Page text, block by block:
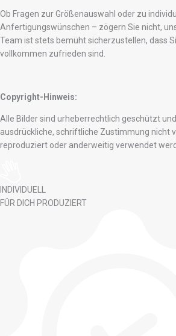
Ob Fragen zur Größenauswahl oder zu
Anfertigungswünschen – zögern Sie nicht,
Team ist stets bemüht sicherzustellen, dass
vollkommen zufrieden sind.
Copyright-Hinweis:
Alle Bilder sind urheberrechtlich geschützt
ausdrückliche, schriftliche Zustimmung nicht
reproduziert oder anderweitig verwendet
INDIVIDUELL
FÜR DICH PRODUZIERT